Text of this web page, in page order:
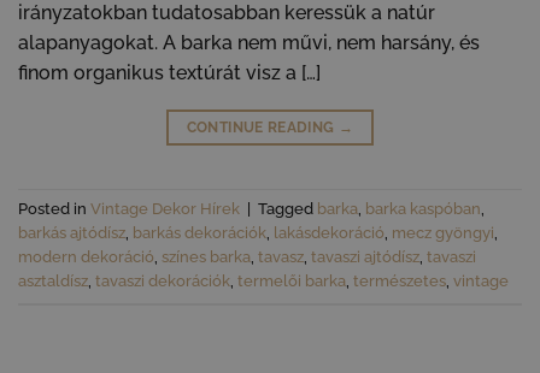
irányzatokban tudatosabban keressük a natúr
alapanyagokat. A barka nem művi, nem harsány, és
finom organikus textúrát visz a […]
CONTINUE READING →
Posted in Vintage Dekor Hírek Tagged barka barka kaspóban
barkás ajtódísz barkás dekorációk lakásdekoráció mecz gyöngyi
modern dekoráció színes barka tavasz tavaszi ajtódísz tavaszi
asztaldísz tavaszi dekorációk termelői barka természetes vintage